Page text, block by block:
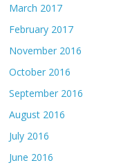
March 2017
February 2017
November 2016
October 2016
September 2016
August 2016
July 2016
June 2016